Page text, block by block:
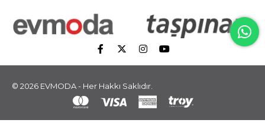
© 2026 EVMODA - Her Hakkı Saklıdır.